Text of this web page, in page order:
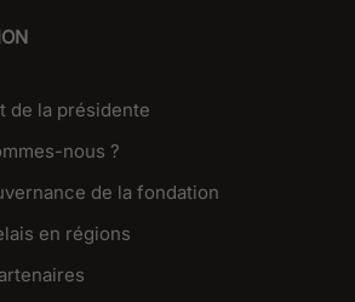
de la présidente
nous ?
de la fondation
en régions